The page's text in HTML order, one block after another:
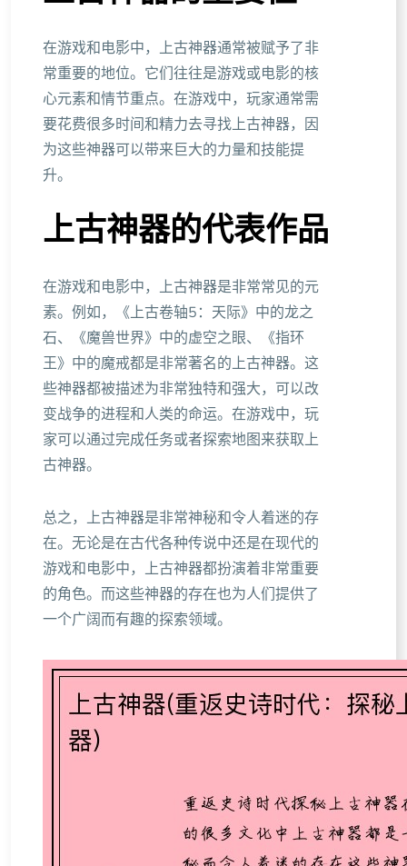
在游戏和电影中，上古神器通常被赋予了非
常重要的地位。它们往往是游戏或电影的核
心元素和情节重点。在游戏中，玩家通常需
要花费很多时间和精力去寻找上古神器，因
为这些神器可以带来巨大的力量和技能提
升。
上古神器的代表作品
在游戏和电影中，上古神器是非常常见的元
素。例如，《上古卷轴5：天际》中的龙之
石、《魔兽世界》中的虚空之眼、《指环
王》中的魔戒都是非常著名的上古神器。这
些神器都被描述为非常独特和强大，可以改
变战争的进程和人类的命运。在游戏中，玩
家可以通过完成任务或者探索地图来获取上
古神器。
总之，上古神器是非常神秘和令人着迷的存
在。无论是在古代各种传说中还是在现代的
游戏和电影中，上古神器都扮演着非常重要
的角色。而这些神器的存在也为人们提供了
一个广阔而有趣的探索领域。